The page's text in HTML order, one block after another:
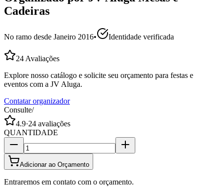
Cadeiras
No ramo desde Janeiro 2016• Identidade verificada
24 Avaliações
Explore nosso catálogo e solicite seu orçamento para festas e
eventos com a JV Aluga.
Contatar organizador
Consulte/
4.9·24 avaliações
QUANTIDADE
Adicionar ao Orçamento
Entraremos em contato com o orçamento.